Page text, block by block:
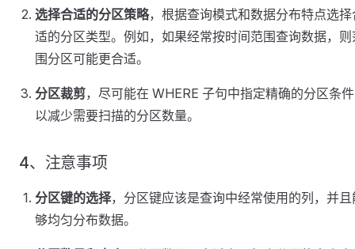
选择合适的分区策略，根据查询模式和数据分布特点选择
适的分区类型。例如，如果经常按时间范围查询数据，则
围分区可能更合适。
分区裁剪，尽可能在 WHERE 子句中指定精确的分区条
以减少需要扫描的分区数量。
4、注意事项
分区键的选择，分区键应该是查询中经常使用的列，并且
够均匀分布数据。